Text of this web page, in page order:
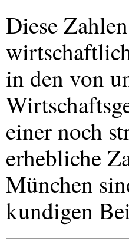
Diese
in den von
einer noch
erhebliche
München
kundigen